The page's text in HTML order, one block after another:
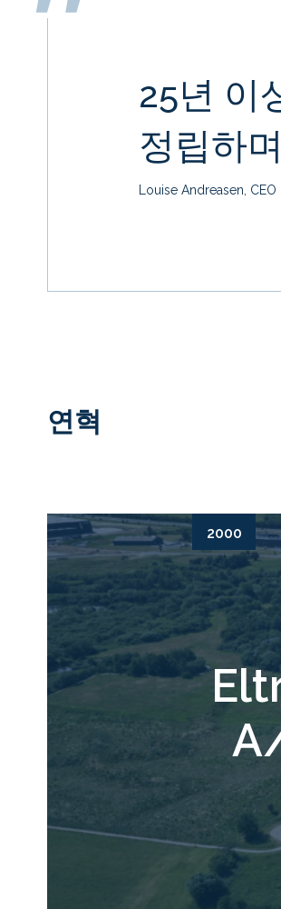
25년 이
정립하
Louise Andreasen, CEO
연혁
2000